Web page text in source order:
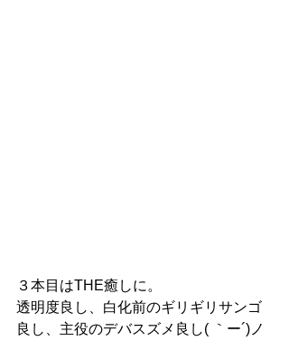
３本目はTHE癒しに。
透明度良し、白化前のギリギリサンゴ
良し、主役のデバスズメ良し( ｀ー´)ノ